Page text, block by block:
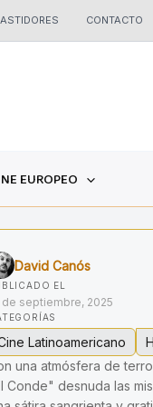
CONTACTO
EUROPEO
David Canós
EL
de septiembre, 2025
Latinoamericano
una atmósfera de
Conde" desnuda las